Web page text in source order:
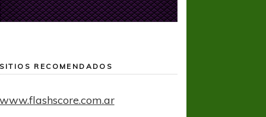
SITIOS RECOMENDADOS
www.flashscore.com.ar